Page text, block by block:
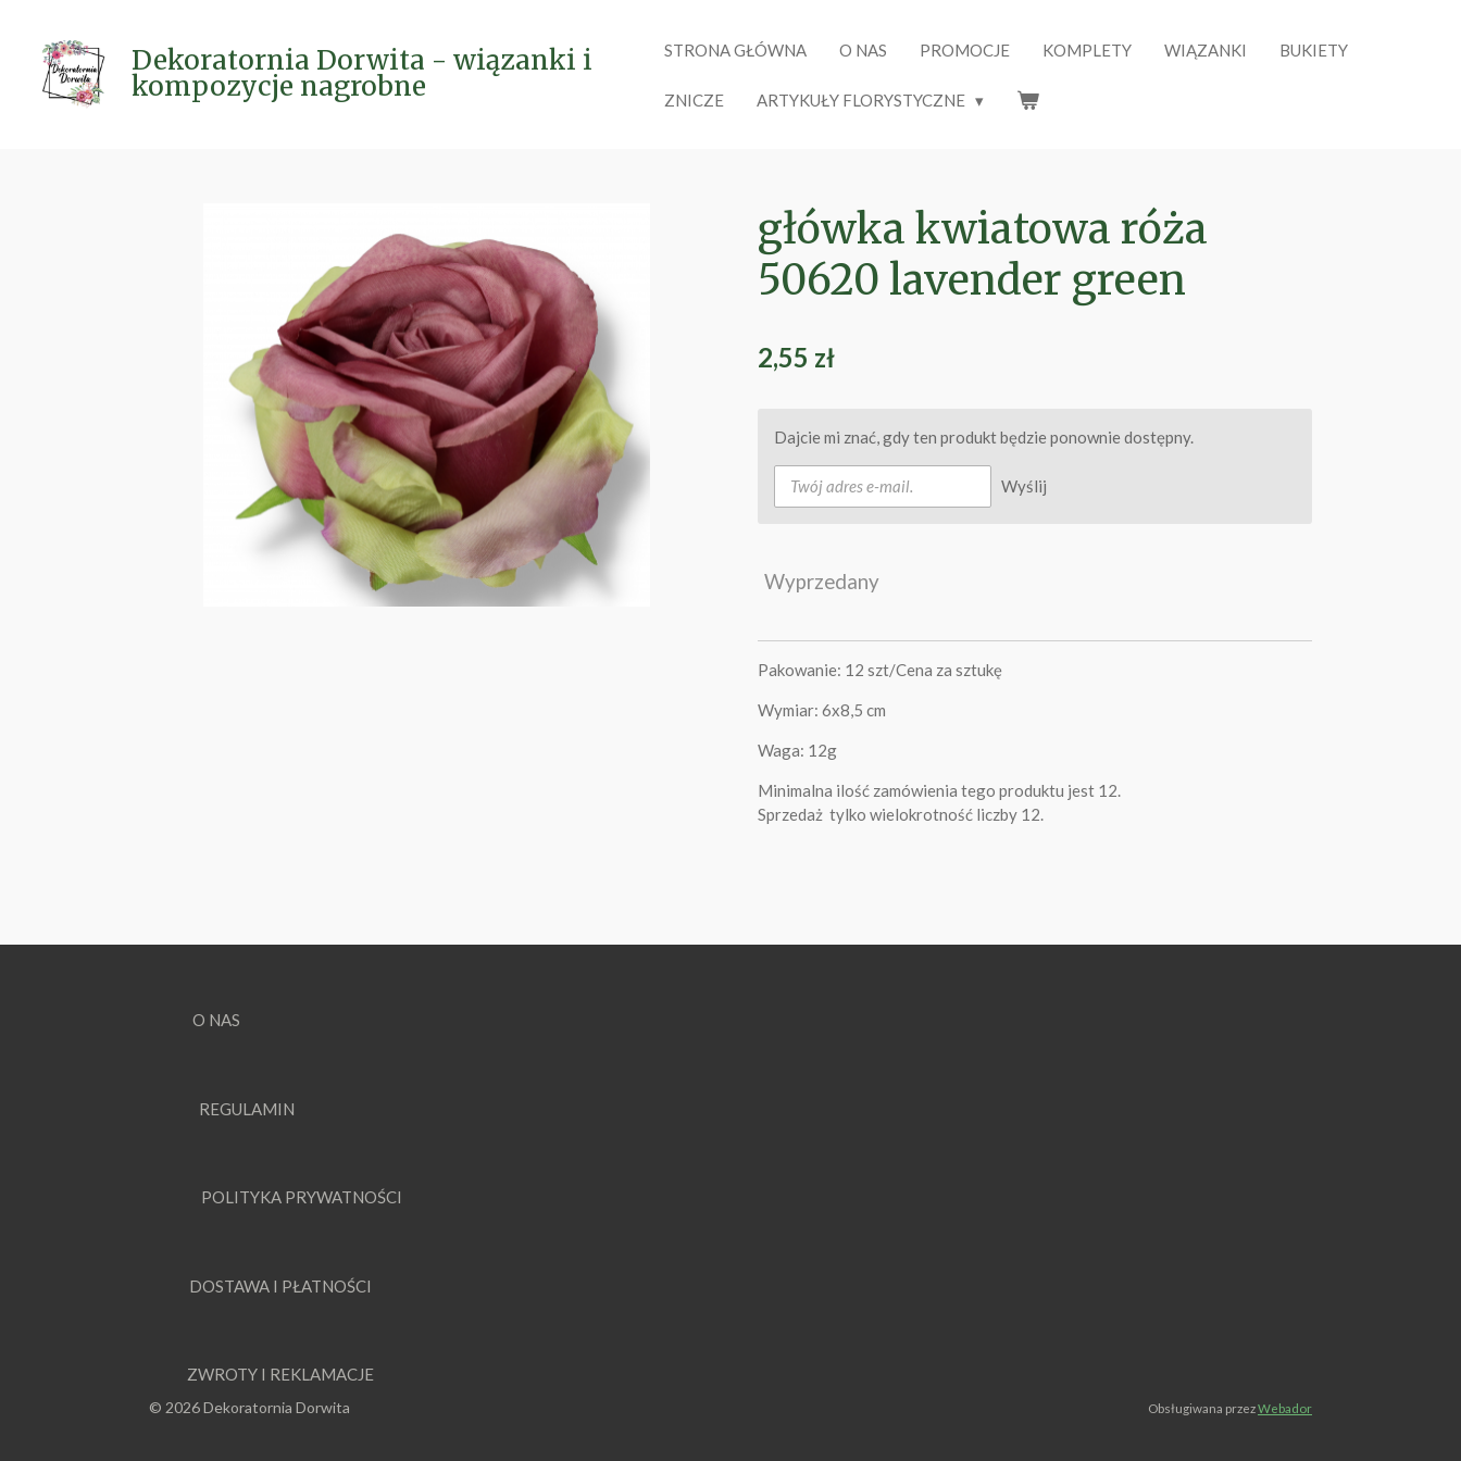
głównej
treści
Dekoratornia Dorwita - wiązanki i
kompozycje nagrobne
STRONA GŁÓWNA O NAS PROMOCJE KOMPLETY WIĄZANKI BUKIETY
ZNICZE ARTYKUŁY FLORYSTYCZNE
główka kwiatowa róża
50620 lavender green
2,55 zł
Dajcie mi znać, gdy ten produkt będzie ponownie dostępny.
Wyślij
Wyprzedany
Pakowanie: 12 szt/Cena za sztukę
Wymiar: 6x8,5 cm
Waga: 12g
Minimalna ilość zamówienia tego produktu jest 12.
Sprzedaż tylko wielokrotność liczby 12.
O NAS
REGULAMIN
POLITYKA PRYWATNOŚCI
DOSTAWA I PŁATNOŚCI
ZWROTY I REKLAMACJE
© 2026 Dekoratornia Dorwita Obsługiwana przezWebador